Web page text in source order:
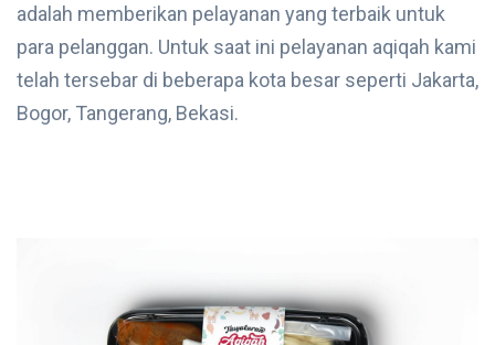
adalah memberikan pelayanan yang terbaik untuk
para pelanggan. Untuk saat ini pelayanan aqiqah kami
telah tersebar di beberapa kota besar seperti Jakarta,
Bogor, Tangerang, Bekasi.